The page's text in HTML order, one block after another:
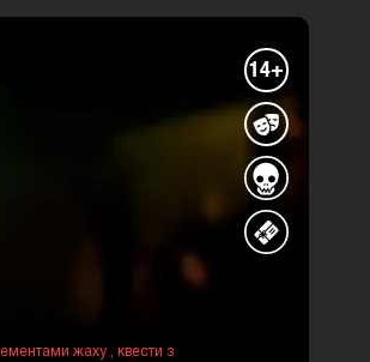
14+
жаху , квести з